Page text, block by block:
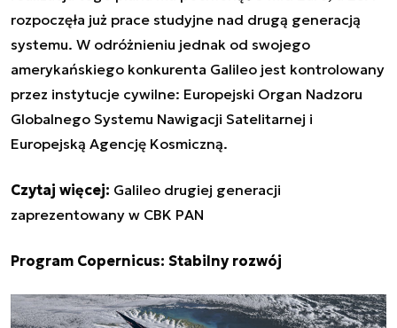
rozpoczęła już prace studyjne nad drugą generacją
systemu. W odróżnieniu jednak od swojego
amerykańskiego konkurenta Galileo jest kontrolowany
przez instytucje cywilne: Europejski Organ Nadzoru
Globalnego Systemu Nawigacji Satelitarnej i
Europejską Agencję Kosmiczną.
Czytaj więcej: Galileo drugiej generacji
zaprezentowany w CBK PAN
Program Copernicus: Stabilny rozwój